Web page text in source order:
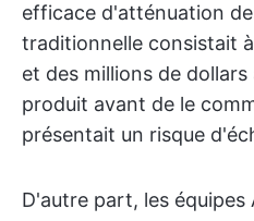
efficace d'atténuation
traditionnelle consistait
et des millions de
produit avant de le
présentait un risque
D'autre part, les équipes